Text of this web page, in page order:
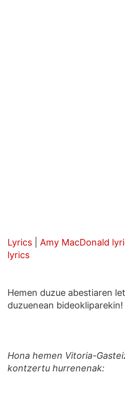
Lyrics Amy MacDonald
lyrics
Hemen duzue abestiaren
duzuenean bideokliparekin!
Hona hemen Vitoria-
kontzertu hurrenenak: